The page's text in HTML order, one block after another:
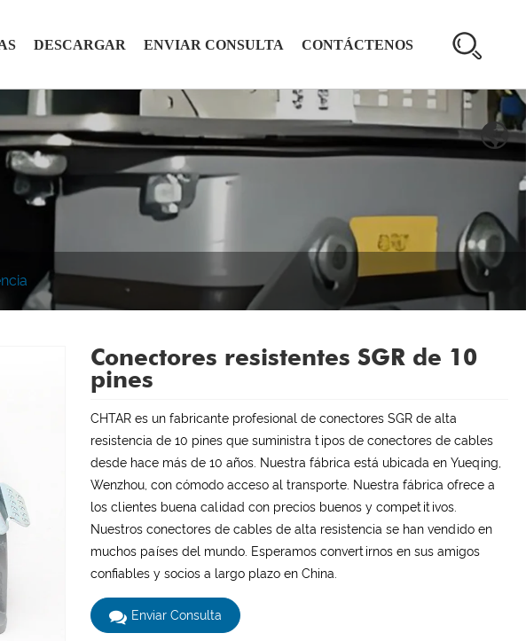
DESCARGAR ENVIAR CONSULTA CONTÁCTENOS
Conectores resistentes SGR de 10
pines
CHTAR es un fabricante profesional de conectores SGR de alta
resistencia de 10 pines que suministra tipos de conectores de cables
desde hace más de 10 años. Nuestra fábrica está ubicada en Yueqing,
Wenzhou, con cómodo acceso al transporte. Nuestra fábrica ofrece a
los clientes buena calidad con precios buenos y competitivos.
Nuestros conectores de cables de alta resistencia se han vendido en
muchos países del mundo. Esperamos convertirnos en sus amigos
confiables y socios a largo plazo en China.
Enviar Consulta